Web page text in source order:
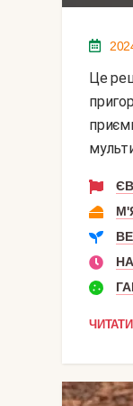
Це рецепт для любителів страв з капусти і щасливим власникам мультиварки. Нічого не